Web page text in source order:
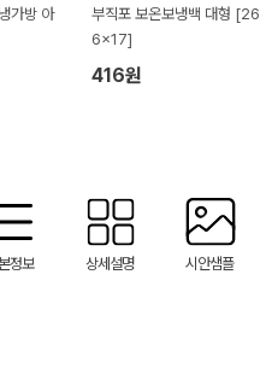
가방 아
부직포 보온보냉백 대형
6x17]
416원
정보 상세설명 시안샘플